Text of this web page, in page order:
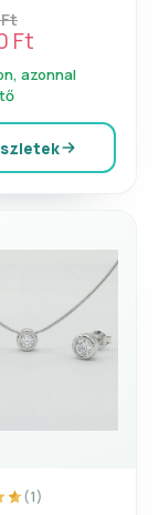
Ft
azonnal
(1)